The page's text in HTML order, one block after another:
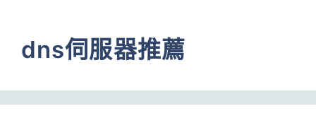
dns伺服器推薦